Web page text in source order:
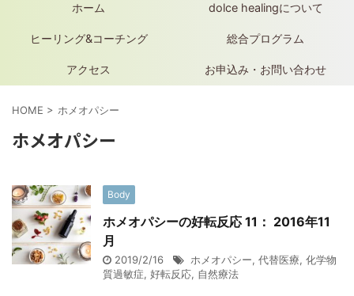
ホーム dolce healingについて
ヒーリング&コーチング 総合プログラム
アクセス お申込み・お問い合わせ
HOME > ホメオパシー
ホメオパシー
Body
ホメオパシーの好転反応 11： 2016年11
月
2019/2/16 ホメオパシー, 代替医療, 化学物
質過敏症, 好転反応, 自然療法